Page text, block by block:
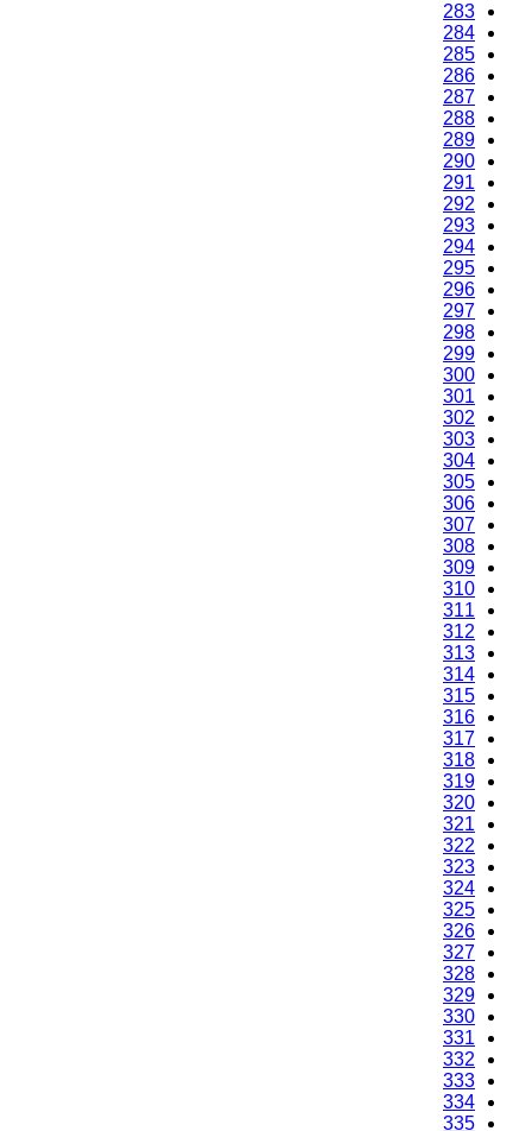
283
284
285
286
287
288
289
290
291
292
293
294
295
296
297
298
299
300
301
302
303
304
305
306
307
308
309
310
311
312
313
314
315
316
317
318
319
320
321
322
323
324
325
326
327
328
329
330
331
332
333
334
335